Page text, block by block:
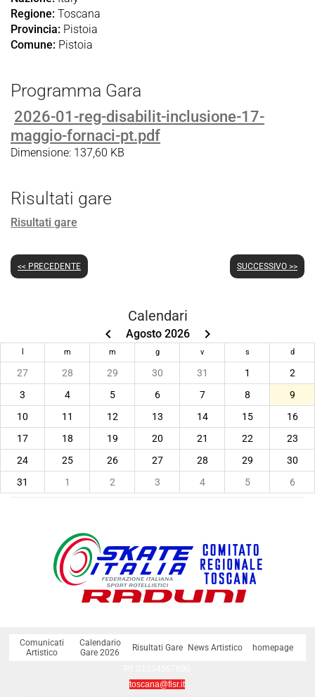
Regione: Toscana
Provincia: Pistoia
Comune: Pistoia
Programma Gara
2026-01-reg-disabilit-inclusione-17-
maggio-fornaci-pt.pdf
Dimensione: 137,60 KB
Risultati gare
Risultati gare
<< PRECEDENTE SUCCESSIVO >>
Calendari
keyboard_arrow_left
Agosto 2026 keyboard_arrow_right
m m g v s d
27 28 29 30 31 1
2
3
4 5 6 7 8
9
10
11 12 13 14 15
16
17
18 19 20 21 22
23
24
25 26 27 28 29
30
31
1 2 3 4 5 6
Comunicati
Artistico
Calendario
Gare 2026
Risultati Gare News Artistico homepage
toscana@fisr.it